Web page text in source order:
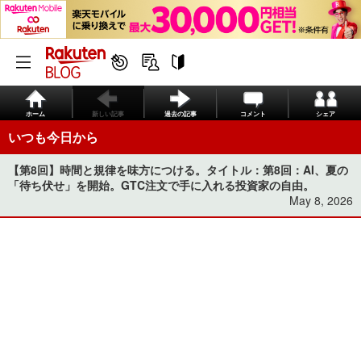
ホーム 新しい記事 過去の記事 コメント シェア
いつも今日から
【第8回】時間と規律を味方につける。タイトル：第8回：AI、夏の
「待ち伏せ」を開始。GTC注文で手に入れる投資家の自由。
May 8, 2026